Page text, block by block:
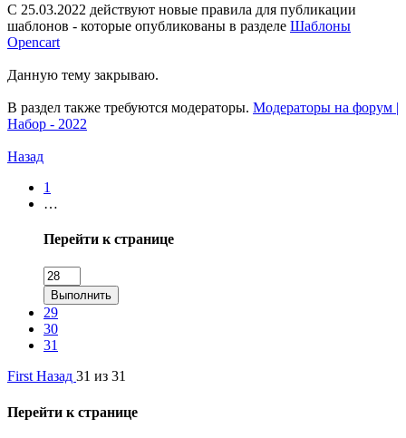
С 25.03.2022 действуют новые правила для публикации
шаблонов - которые опубликованы в разделе Шаблоны
Opencart
Данную тему закрываю.
В раздел также требуются модераторы. Модераторы на форум |
Набор - 2022
Назад
1
…
Перейти к странице
Выполнить
29
30
31
First Назад 31 из 31
Перейти к странице